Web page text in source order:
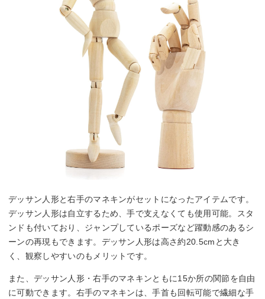
デッサン人形と右手のマネキンがセットになったアイテムです。
デッサン人形は自立するため、手で支えなくても使用可能。スタ
ンドも付いており、ジャンプしているポーズなど躍動感のあるシ
ーンの再現もできます。デッサン人形は高さ約20.5cmと大き
く、観察しやすいのもメリットです。
また、デッサン人形・右手のマネキンともに15か所の関節を自由
に可動できます。右手のマネキンは、手首も回転可能で繊細な手